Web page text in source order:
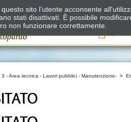
Il
3 - Area tecnica - Lavori pubblici - Manutenzione- >
sito l'utente acconsente
stati disattivati. È possibile
non funzionare correttamente.